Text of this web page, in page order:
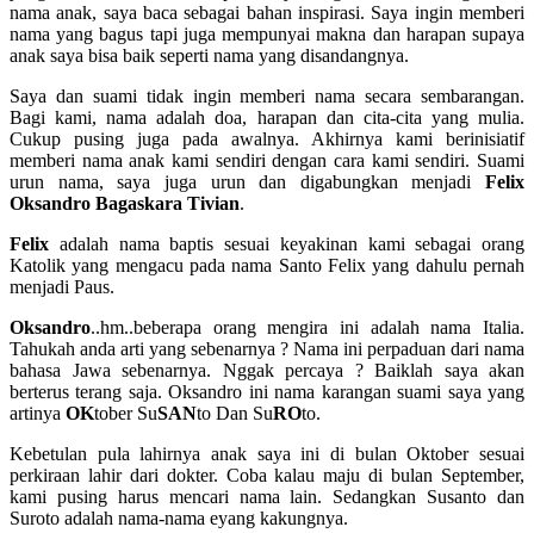
nama anak, saya baca sebagai bahan inspirasi. Saya ingin memberi
nama yang bagus tapi juga mempunyai makna dan harapan supaya
anak saya bisa baik seperti nama yang disandangnya.
Saya dan suami tidak ingin memberi nama secara sembarangan.
Bagi kami, nama adalah doa, harapan dan cita-cita yang mulia.
Cukup pusing juga pada awalnya. Akhirnya kami berinisiatif
memberi nama anak kami sendiri dengan cara kami sendiri. Suami
urun nama, saya juga urun dan digabungkan menjadi Felix
Oksandro Bagaskara Tivian.
Felix adalah nama baptis sesuai keyakinan kami sebagai orang
Katolik yang mengacu pada nama Santo Felix yang dahulu pernah
menjadi Paus.
Oksandro..hm..beberapa orang mengira ini adalah nama Italia.
Tahukah anda arti yang sebenarnya ? Nama ini perpaduan dari nama
bahasa Jawa sebenarnya. Nggak percaya ? Baiklah saya akan
berterus terang saja. Oksandro ini nama karangan suami saya yang
artinya OKtober SuSANto Dan SuROto.
Kebetulan pula lahirnya anak saya ini di bulan Oktober sesuai
perkiraan lahir dari dokter. Coba kalau maju di bulan September,
kami pusing harus mencari nama lain. Sedangkan Susanto dan
Suroto adalah nama-nama eyang kakungnya.